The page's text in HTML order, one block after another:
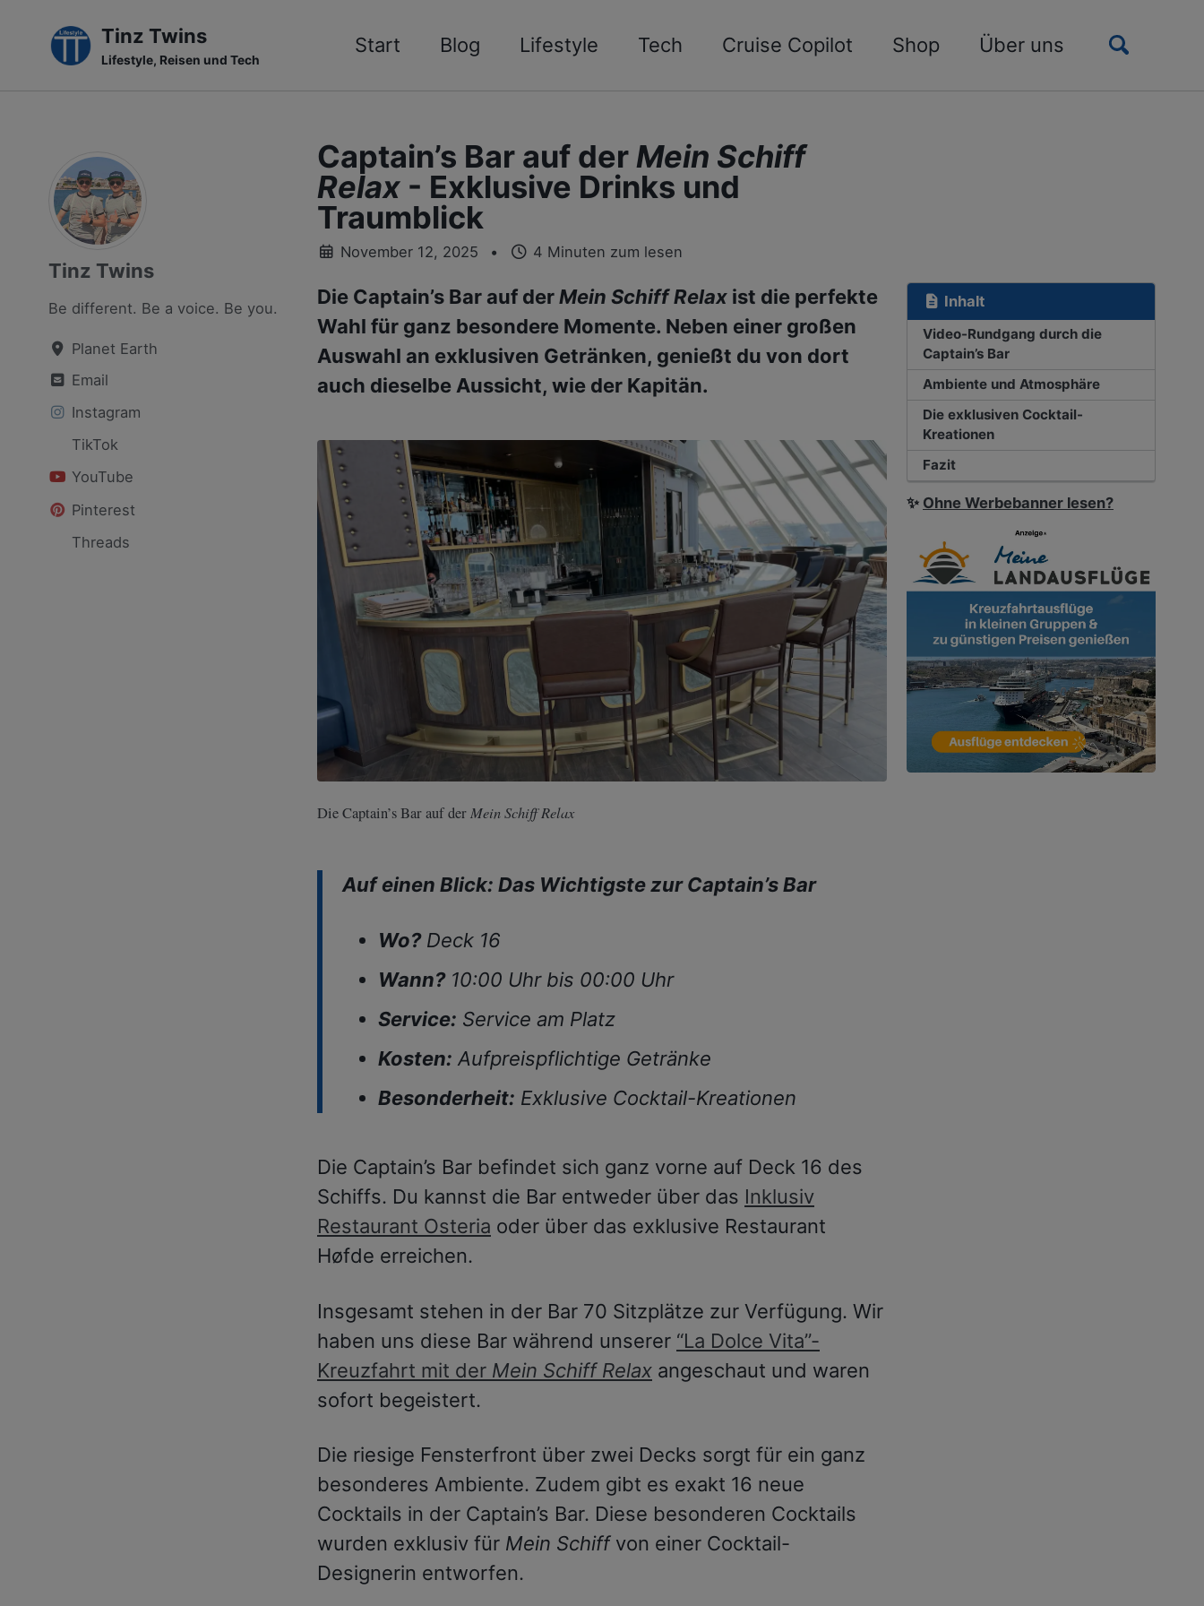
navigation
Tinz Twins
Lifestyle, Reisen und Tech
Start Blog Lifestyle Tech Cruise Copilot Shop Über uns
Toggle
Tinz Twins
Be different. Be a voice. Be you.
Planet Earth
Email
Instagram
TikTok
YouTube
Pinterest
Threads
Captain’s Bar auf derMein Schiff
Relax - Exklusive Drinks und
Traumblick
November 12, 2025 4 Minuten zum lesen
Inhalt
Video-Rundgang durch die
Captain’s Bar
Ambiente und Atmosphäre
Die exklusiven Cocktail-
Kreationen
Fazit
✨ Ohne Werbebanner lesen?
Die Captain’s Bar auf derMein Schiff Relax ist die perfekte
Wahl für ganz besondere Momente. Neben einer großen
Auswahl an exklusiven Getränken, genießt du von dort
auch dieselbe Aussicht, wie der Kapitän.
Die Captain’s Bar auf der Mein Schiff Relax
Auf einen Blick: Das Wichtigste zur Captain’s Bar
Wo?Deck 16
Wann?10:00 Uhr bis 00:00 Uhr
Service: Service am Platz
Kosten: Aufpreispflichtige Getränke
Besonderheit: Exklusive Cocktail-Kreationen
Die Captain’s Bar befindet sich ganz vorne auf Deck 16 des
Schiffs. Du kannst die Bar entweder über das Inklusiv
Restaurant Osteria oder über das exklusive Restaurant
Høfde erreichen.
Insgesamt stehen in der Bar 70 Sitzplätze zur Verfügung. Wir
haben uns diese Bar während unserer “La Dolce Vita”-
Kreuzfahrt mit der Mein Schiff Relax angeschaut und waren
sofort begeistert.
Die riesige Fensterfront über zwei Decks sorgt für ein ganz
besonderes Ambiente. Zudem gibt es exakt 16 neue
Cocktails in der Captain’s Bar. Diese besonderen Cocktails
wurden exklusiv für Mein Schiffvon einer Cocktail-
Designerin entworfen.